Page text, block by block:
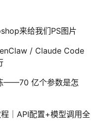
来给我们PS图片
/ Claude Code
——70 亿个参数是怎
｜API配置+模型调用全